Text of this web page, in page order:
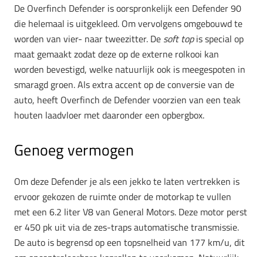
De Overfinch Defender is oorspronkelijk een Defender 90
die helemaal is uitgekleed. Om vervolgens omgebouwd te
worden van vier- naar tweezitter. De soft topis special op
maat gemaakt zodat deze op de externe rolkooi kan
worden bevestigd, welke natuurlijk ook is meegespoten in
smaragd groen. Als extra accent op de conversie van de
auto, heeft Overfinch de Defender voorzien van een teak
houten laadvloer met daaronder een opbergbox.
Genoeg vermogen
Om deze Defender je als een jekko te laten vertrekken is
ervoor gekozen de ruimte onder de motorkap te vullen
met een 6.2 liter V8 van General Motors. Deze motor perst
er 450 pk uit via de zes-traps automatische transmissie.
De auto is begrensd op een topsnelheid van 177 km/u, dit